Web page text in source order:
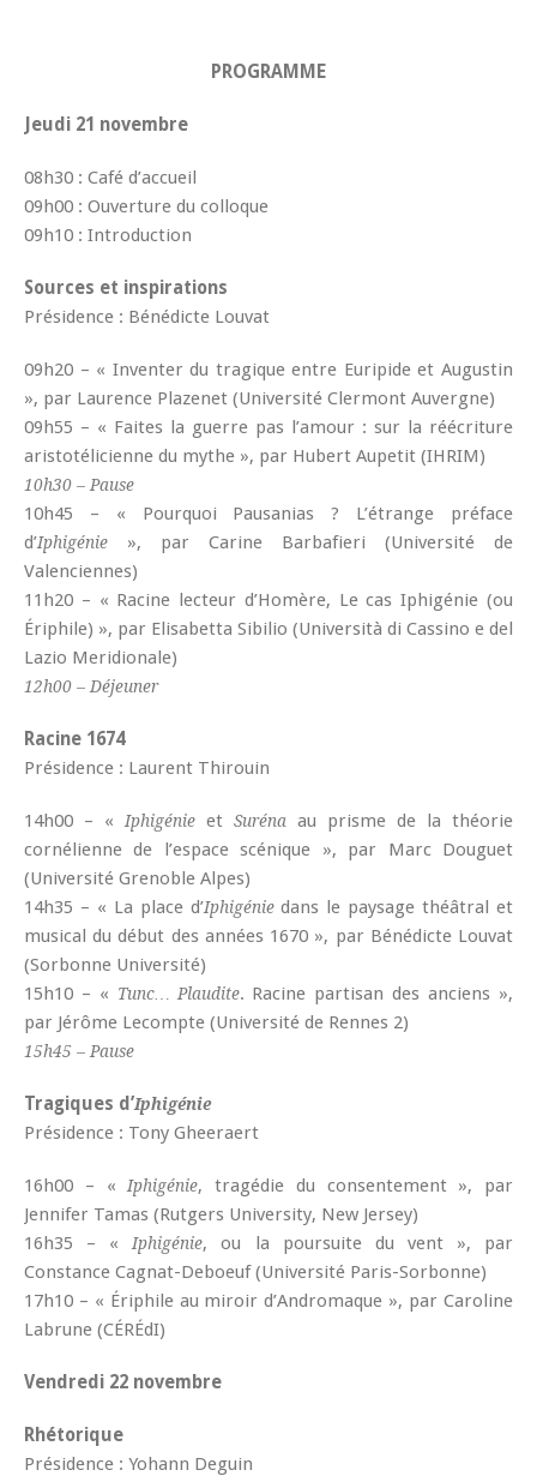
PROGRAMME
Jeudi 21 novembre
08h30 : Café d’accueil
09h00 : Ouverture du colloque
09h10 : Introduction
Sources et inspirations
Présidence : Bénédicte Louvat
09h20 – « Inventer du tragique entre Euripide et Augustin
», par Laurence Plazenet (Université Clermont Auvergne)
09h55 – « Faites la guerre pas l’amour : sur la réécriture
aristotélicienne du mythe », par Hubert Aupetit (IHRIM)
10h30 – Pause
10h45 – « Pourquoi Pausanias ? L’étrange préface
d’Iphigénie », par Carine Barbafieri (Université de
Valenciennes)
11h20 – « Racine lecteur d’Homère, Le cas Iphigénie (ou
Ériphile) », par Elisabetta Sibilio (Università di Cassino e del
Lazio Meridionale)
12h00 – Déjeuner
Racine 1674
Présidence : Laurent Thirouin
14h00 – «Iphigénie et Suréna au prisme de la théorie
cornélienne de l’espace scénique », par Marc Douguet
(Université Grenoble Alpes)
14h35 – « La place d’Iphigéniedans le paysage théâtral et
musical du début des années 1670 », par Bénédicte Louvat
(Sorbonne Université)
15h10 – « Tunc… Plaudite. Racine partisan des anciens »,
par Jérôme Lecompte (Université de Rennes 2)
15h45 – Pause
Tragiques d’Iphigénie
Présidence : Tony Gheeraert
16h00 – «Iphigénie, tragédie du consentement », par
Jennifer Tamas (Rutgers University, New Jersey)
16h35 – «Iphigénie, ou la poursuite du vent », par
Constance Cagnat-Deboeuf (Université Paris-Sorbonne)
17h10 – « Ériphile au miroir d’Andromaque », par Caroline
Labrune (CÉRÉdI)
Vendredi 22 novembre
Rhétorique
Présidence : Yohann Deguin